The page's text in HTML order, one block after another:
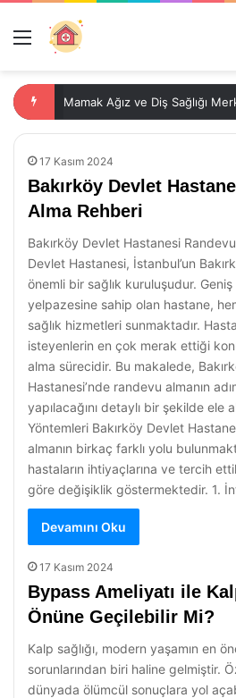
Menü
17 Kasım 2024
Bakırköy Devlet
Alma Rehberi
Bakırköy Devlet Hastanesi
Devlet Hastanesi, İstanbul’un
önemli bir sağlık kuruluşudur.
yelpazesine sahip olan hastane,
sağlık hizmetleri sunmaktadır.
isteyenlerin en çok merak ettiği
alma sürecidir. Bu makalede,
Hastanesi’nde randevu almanın
yapılacağını detaylı bir şekilde ele
Yöntemleri Bakırköy Devlet
almanın birkaç farklı yolu
hastaların ihtiyaçlarına ve tercih
göre değişiklik göstermektedir. 1.
Devamını Oku
17 Kasım 2024
Bypass Ameliyatı ile
Önüne Geçilebilir Mi?
Kalp sağlığı, modern yaşamın en
sorunlarından biri haline gelmiştir.
dünyada ölümcül sonuçlara yol